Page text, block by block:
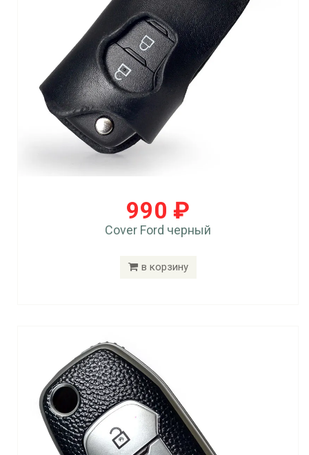
990 ₽
Cover Ford черный
в корзину